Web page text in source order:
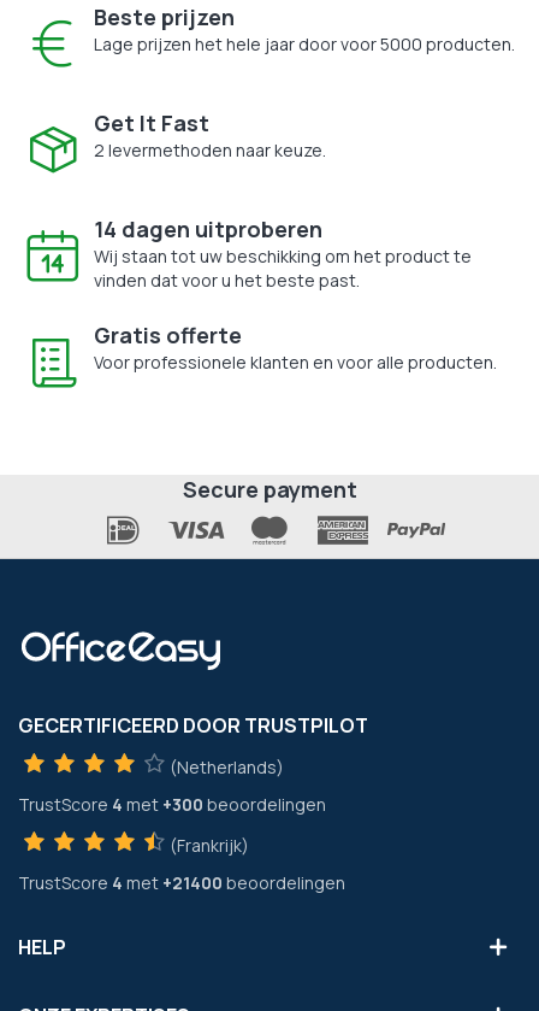
Beste prijzen
Lage prijzen het hele jaar door voor 5000 producten.
Get It Fast
2 levermethoden naar keuze.
14 dagen uitproberen
Wij staan tot uw beschikking om het product te
vinden dat voor u het beste past.
Gratis offerte
Voor professionele klanten en voor alle producten.
Secure payment
GECERTIFICEERD DOOR TRUSTPILOT
(Netherlands)
TrustScore 4 met +300 beoordelingen
(Frankrijk)
TrustScore 4 met +21400 beoordelingen
HELP